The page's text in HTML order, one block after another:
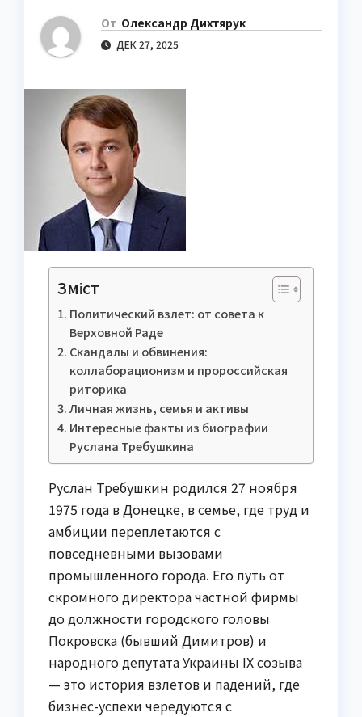
От Олександр Дихтярук
ДЕК 27, 2025
Зміст
Политический взлет: от совета к
Верховной Раде
Скандалы и обвинения:
коллаборационизм и пророссийская
риторика
Личная жизнь, семья и активы
Интересные факты из биографии
Руслана Требушкина
Руслан Требушкин родился 27 ноября
1975 года в Донецке, в семье, где труд и
амбиции переплетаются с
повседневными вызовами
промышленного города. Его путь от
скромного директора частной фирмы
до должности городского головы
Покровска (бывший Димитров) и
народного депутата Украины IX созыва
— это история взлетов и падений, где
бизнес-успехи чередуются с